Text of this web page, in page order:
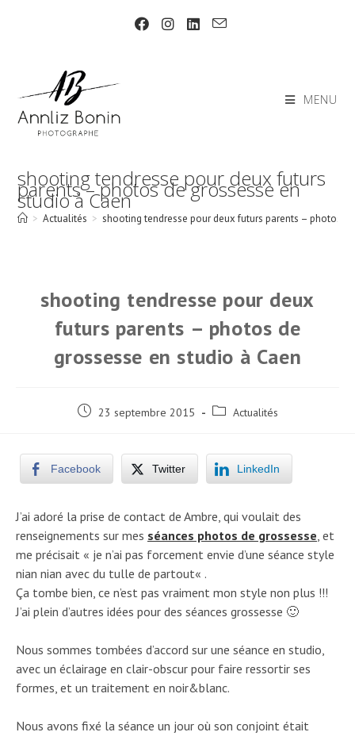
MENU
shooting tendresse pour deux futurs
parents – photos de grossesse en
studio à Caen
> Actualités > shooting tendresse pour deux futurs parents – photos
shooting tendresse pour deux
futurs parents – photos de
grossesse en studio à Caen
Post 23 septembre 2015
Post Actualités
Facebook Twitter LinkedIn
J’ai adoré la prise de contact de Ambre, qui voulait des
renseignements sur mes séances photos de grossesse, et
me précisait « je n’ai pas forcement envie d’une séance style
nian nian avec du tulle de partout« .
Ça tombe bien, ce n’est pas vraiment mon style non plus !!!
J’ai plein d’autres idées pour des séances grossesse 🙂
Nous sommes tombées d’accord sur une séance en studio,
avec un éclairage en clair-obscur pour faire ressortir ses
formes, et un traitement en noir&blanc.
Nous avons fixé la séance un jour où son conjoint était